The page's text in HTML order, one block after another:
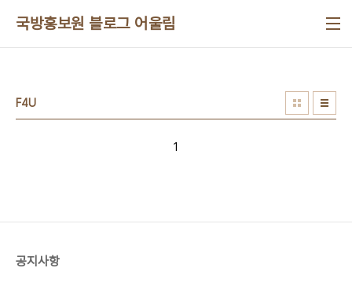
국방홍보원 블로그 어울림
F4U
1
공지사항